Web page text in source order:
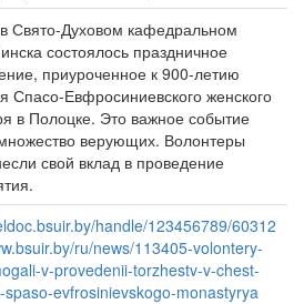
Свято-Духовом кафедральном
состоялось праздничное
приуроченное к 900-летию
Спасо-Евфросиниевского женского
в Полоцке. Это важное событие
верующих. Волонтеры
свой вклад в проведение
handle/123456789/60312
ru/news/113405-volontery-
v-provedenii-torzhestv-v-chest-
spaso-evfrosinievskogo-monastyrya